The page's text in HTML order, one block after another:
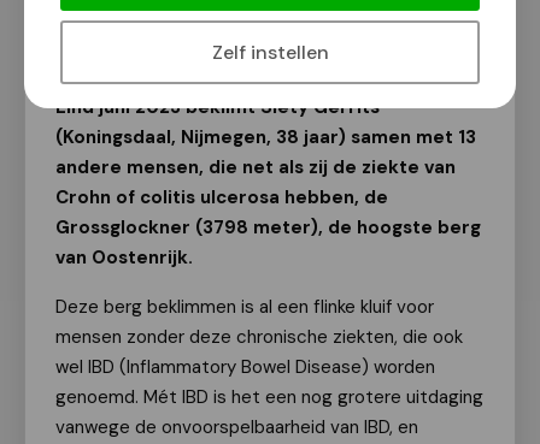
Zelf instellen
Van onze redactie
Eind juni 2023 beklimt Siety Gerrits
(Koningsdaal, Nijmegen, 38 jaar) samen met 13
andere mensen, die net als zij de ziekte van
Crohn of colitis ulcerosa hebben, de
Grossglockner (3798 meter), de hoogste berg
van Oostenrijk.
Deze berg beklimmen is al een flinke kluif voor
mensen zonder deze chronische ziekten, die ook
wel IBD (Inflammatory Bowel Disease) worden
genoemd. Mét IBD is het een nog grotere uitdaging
vanwege de onvoorspelbaarheid van IBD, en